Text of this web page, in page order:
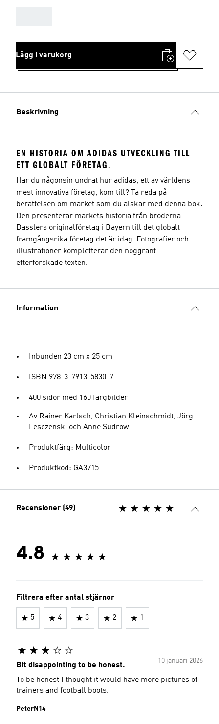
Lägg i varukorg
Beskrivning
EN HISTORIA OM ADIDAS UTVECKLING TILL
ETT GLOBALT FÖRETAG.
Har du någonsin undrat hur adidas, ett av världens
mest innovativa företag, kom till? Ta reda på
berättelsen om märket som du älskar med denna bok.
Den presenterar märkets historia från bröderna
Dasslers originalföretag i Bayern till det globalt
framgångsrika företag det är idag. Fotografier och
illustrationer kompletterar den noggrant
efterforskade texten.
Information
Inbunden 23 cm x 25 cm
ISBN 978-3-7913-5830-7
400 sidor med 160 färgbilder
Av Rainer Karlsch, Christian Kleinschmidt, Jörg
Lesczenski och Anne Sudrow
Produktfärg: Multicolor
Produktkod: GA3715
Recensioner (49)
4.8
Filtrera efter antal stjärnor
5 4 3 2 1
10 januari 2026
Bit disappointing to be honest.
To be honest I thought it would have more pictures of
trainers and football boots.
PeterN14